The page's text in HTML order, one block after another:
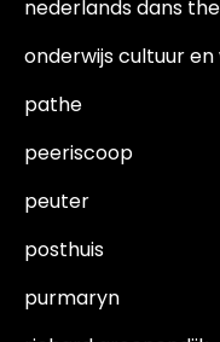
nederlands dans
onderwijs cultuur
pathe
peeriscoop
peuter
posthuis
purmaryn